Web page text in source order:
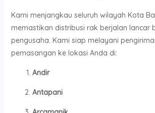
Kami menjangkau seluruh wilayah Kota
memastikan distribusi rak berjalan lancar
pengusaha. Kami siap melayani
pemasangan ke lokasi Anda di:
Andir
Antapani